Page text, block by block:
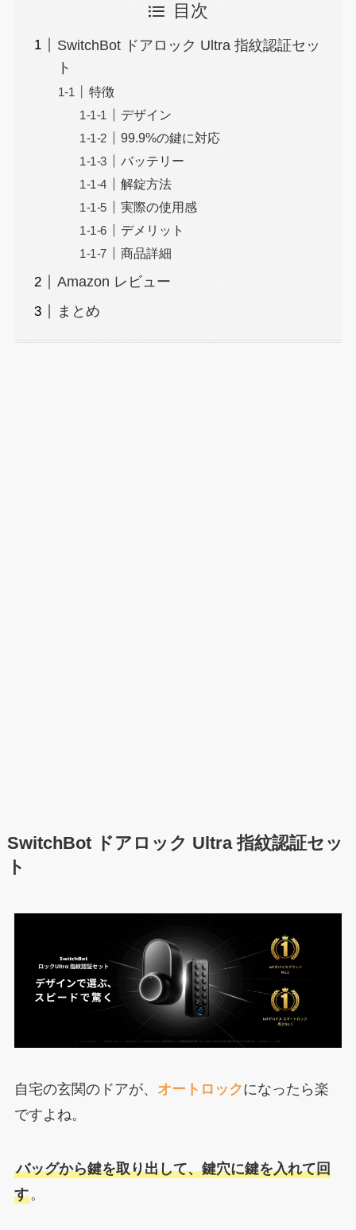
目次
SwitchBot ドアロック Ultra 指紋認証セッ
ト
特徴
デザイン
99.9%の鍵に対応
バッテリー
解錠方法
実際の使用感
デメリット
商品詳細
Amazon レビュー
まとめ
SwitchBot ドアロック Ultra 指紋認証セッ
ト
自宅の玄関のドアが、 オートロックになったら楽
ですよね。
バッグから鍵を取り出して、鍵穴に鍵を入れて回
す。